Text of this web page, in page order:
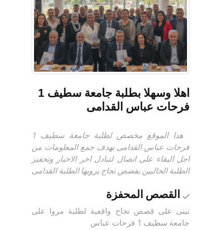
اهلا وسهلا بطلبة جامعة سطيف 1
فرحات عباس القدامى
هذا الموقغ مخصص لطلبة جامعة سطيف 1
فرحات عباس القدامى بهدف جمع المعلومات من
اجل البقاء على اتصال لتبادل اخر الاخبار وتحفيز
الطلبة الحاليين بقصص نجاح يرويها الطلبة القدامى
القصص المحفزة
تبنى على قصص نجاح واقعية لطلبة مروا على
جامعة سطيف 1 فرحات عباس